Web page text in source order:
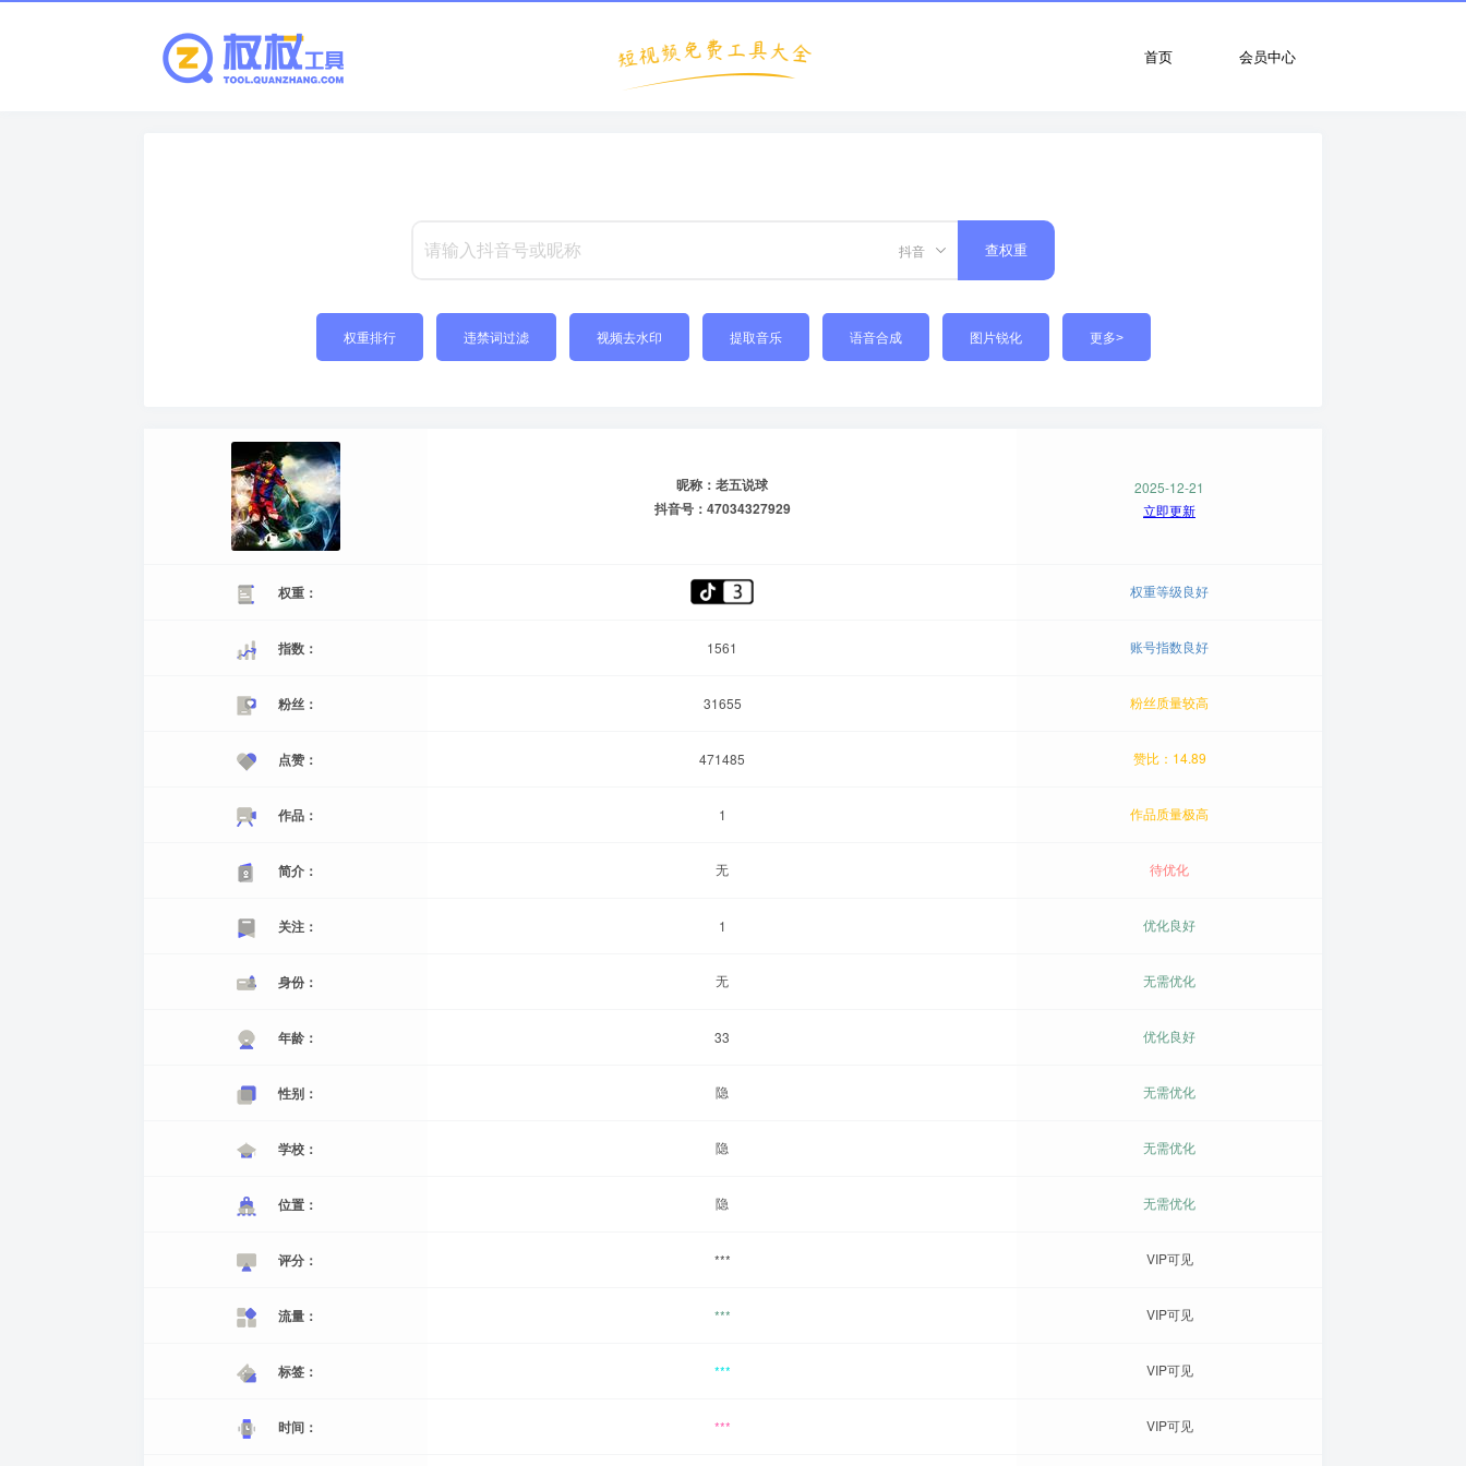
会员中心
首页
抖音 查权重
权重排行 违禁词过滤 视频去水印 提取音乐 语音合成 图片锐化 更多>
昵称：老五说球
抖音号：47034327929
2025-12-21
立即更新
权重： 权重等级良好
指数： 1561 账号指数良好
粉丝： 31655 粉丝质量较高
点赞： 471485 赞比：14.89
作品： 1 作品质量极高
简介： 无 待优化
关注： 1 优化良好
身份： 无 无需优化
年龄： 33 优化良好
性别： 隐 无需优化
学校： 隐 无需优化
位置： 隐 无需优化
评分： *** VIP可见
流量： *** VIP可见
标签： *** VIP可见
时间： *** VIP可见